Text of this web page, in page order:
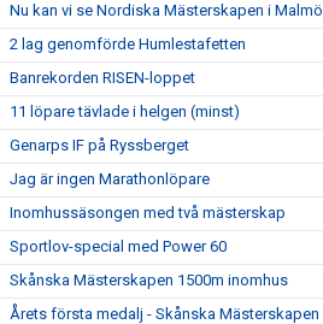
Nu kan vi se Nordiska Mästerskapen i Malmö
2 lag genomförde Humlestafetten
Banrekorden RISEN-loppet
11 löpare tävlade i helgen (minst)
Genarps IF på Ryssberget
Jag är ingen Marathonlöpare
Inomhussäsongen med två mästerskap
Sportlov-special med Power 60
Skånska Mästerskapen 1500m inomhus
Årets första medalj - Skånska Mästerskapen